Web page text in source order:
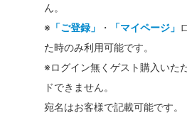
ん。
※ 「ご登録」 ・ 「マイページ」
た時のみ利用可能です。
※ログイン無くゲスト購入いた
ドできません。
宛名はお客様で記載可能です。